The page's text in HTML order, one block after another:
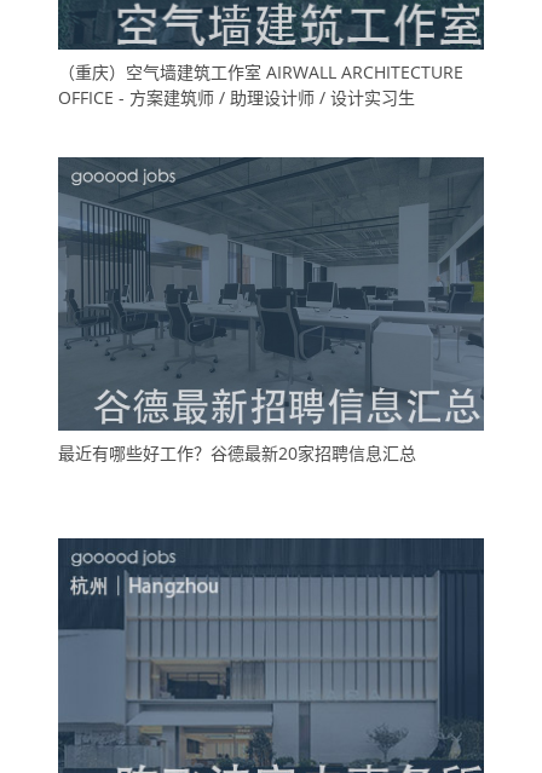
（重庆）空气墙建筑工作室 AIRWALL ARCHITECTURE
OFFICE - 方案建筑师 / 助理设计师 / 设计实习生
最近有哪些好工作？谷德最新20家招聘信息汇总